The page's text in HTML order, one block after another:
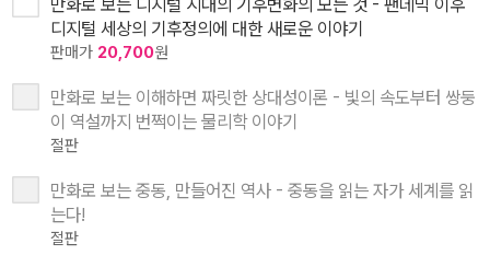
만화로 보는 디지털 시대의 기후변화의 모든 것 - 팬데믹 이후
디지털 세상의 기후정의에 대한 새로운 이야기
판매가 20,700원
만화로 보는 이해하면 짜릿한 상대성이론 - 빛의 속도부터 쌍둥
이 역설까지 번쩍이는 물리학 이야기
절판
만화로 보는 중동, 만들어진 역사 - 중동을 읽는 자가 세계를 읽
는다!
절판